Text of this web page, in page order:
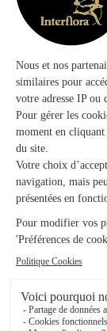
Ils ont fait
★
Fête des
Un joli bouquet
30/06/2026
★ ★ ★ ★ ★
Respect du